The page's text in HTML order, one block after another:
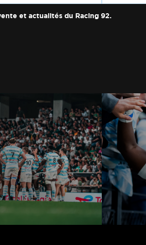
et actualités du Racing 92.